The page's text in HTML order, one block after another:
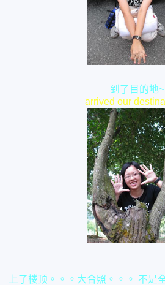
到了目的地~
arrived our
上了楼顶。。。大合照。。。 不是